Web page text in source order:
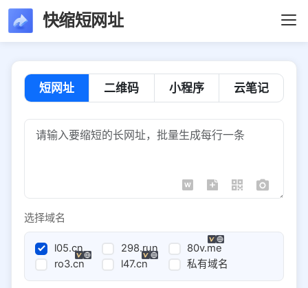
快缩短网址
短网址 二维码 小程序 云笔记
选择域名
l05.cn 298.run
80v.me
ro3.cn
l47.cn 私有域名